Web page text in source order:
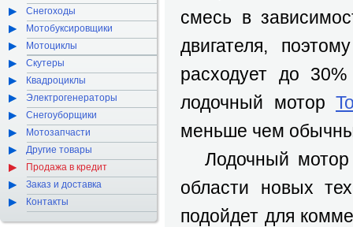
смесь в
двигателя,
расходует до
лодочный мотор
меньше чем
Лодочный
области новых
подойдет для
Снегоходы
Мотобуксировщики
Мотоциклы
Скутеры
Квадроциклы
Электрогенераторы
Снегоуборщики
Мотозапчасти
Другие товары
Продажа в кредит
Заказ и доставка
Контакты